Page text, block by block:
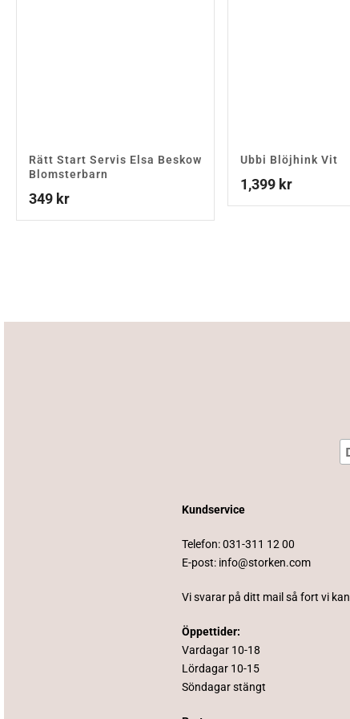
Rätt Start Servis Elsa Beskow
Blomsterbarn
349 kr
Ubbi Blöjhink Vit
1,399 kr
Kundservice
Telefon:031-311 12 00
E-post: info@storken.com
Vi svarar på ditt mail så fort vi kan
Öppettider:
Vardagar 10-18
Lördagar 10-15
Söndagar stängt